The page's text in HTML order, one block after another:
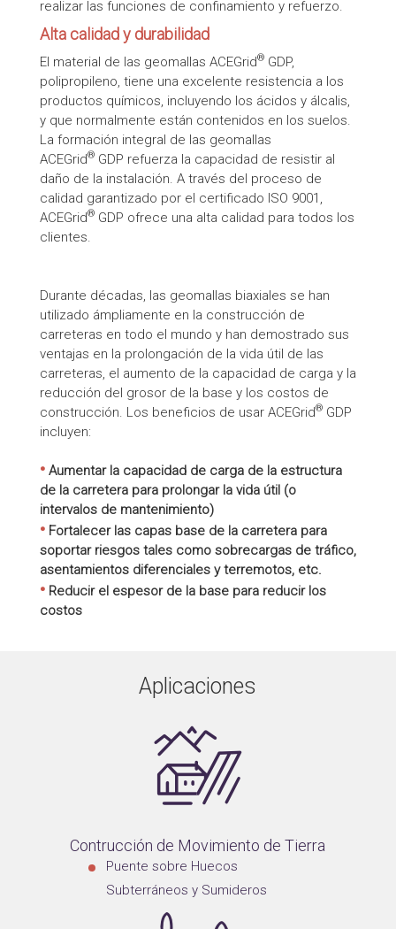
realizar las funciones de confinamiento y refuerzo.
Alta calidad y durabilidad
El material de las geomallas ACEGrid® GDP,
polipropileno, tiene una excelente resistencia a los
productos químicos, incluyendo los ácidos y álcalis,
y que normalmente están contenidos en los suelos.
La formación integral de las geomallas
ACEGrid® GDP refuerza la capacidad de resistir al
daño de la instalación. A través del proceso de
calidad garantizado por el certificado ISO 9001,
ACEGrid® GDP ofrece una alta calidad para todos los
clientes.
Durante décadas, las geomallas biaxiales se han
utilizado ámpliamente en la construcción de
carreteras en todo el mundo y han demostrado sus
ventajas en la prolongación de la vida útil de las
carreteras, el aumento de la capacidad de carga y la
reducción del grosor de la base y los costos de
construcción. Los beneficios de usar ACEGrid® GDP
incluyen:
•Aumentar la capacidad de carga de la estructura
de la carretera para prolongar la vida útil (o
intervalos de mantenimiento)
•Fortalecer las capas base de la carretera para
soportar riesgos tales como sobrecargas de tráfico,
asentamientos diferenciales y terremotos, etc.
•Reducir el espesor de la base para reducir los
costos
Aplicaciones
Contrucción de Movimiento de Tierra
Puente sobre Huecos
Subterráneos y Sumideros